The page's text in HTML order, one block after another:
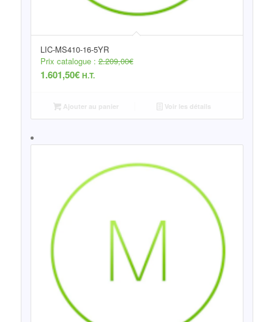
LIC-MS410-16-5YR
Prix catalogue :2.209,00€
1.601,50€ H.T.
Ajouter au panier Voir les détails